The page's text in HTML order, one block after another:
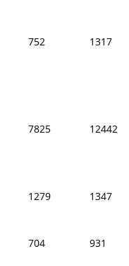
752 1317
7825 12442
1279 1347
704 931